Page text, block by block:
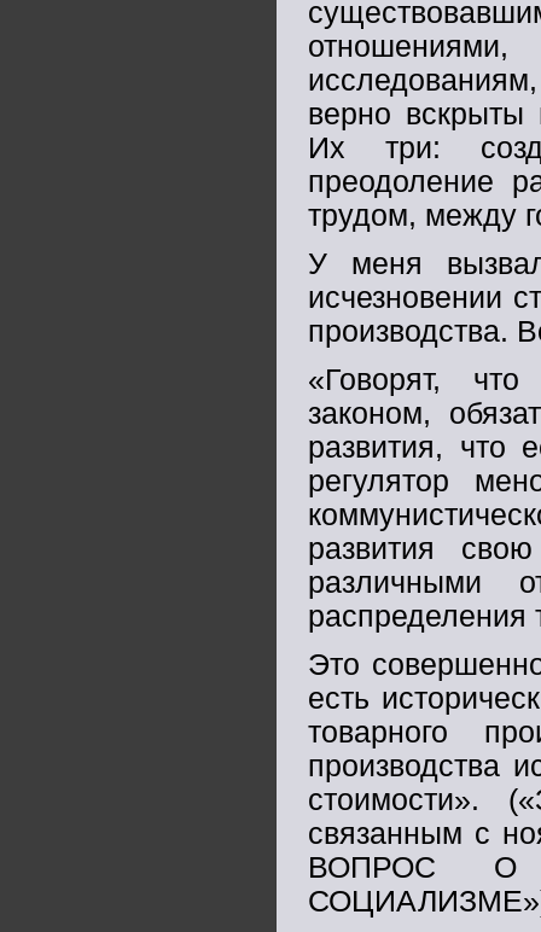
верно вскрыты
Их три:
преодоление
трудом, между
У меня
исчезновении
производства.
«Говорят,
законом,
развития, что
регулятор
развития
различными
распределения
Это
есть
товарного
производства
стоимости».
связанным с
ВОПРОС О